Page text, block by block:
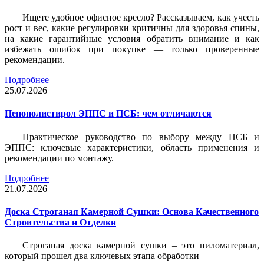
Ищете удобное офисное кресло? Рассказываем, как учесть
рост и вес, какие регулировки критичны для здоровья спины,
на какие гарантийные условия обратить внимание и как
избежать ошибок при покупке — только проверенные
рекомендации.
Подробнее
25.07.2026
Пенополистирол ЭППС и ПСБ: чем отличаются
Практическое руководство по выбору между ПСБ и
ЭППС: ключевые характеристики, область применения и
рекомендации по монтажу.
Подробнее
21.07.2026
Доска Строганая Камерной Сушки: Основа Качественного
Строительства и Отделки
Строганая доска камерной сушки – это пиломатериал,
который прошел два ключевых этапа обработки